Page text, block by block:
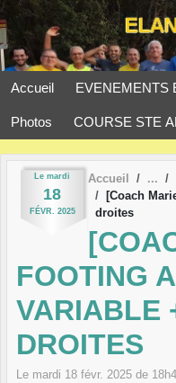
Accueil EVENEMENTS
Photos COURSE STE
Le mardi
18
FÉVR. 2025
Accueil
[Coach
droites
FOOTING
VARIABLE
DROITES
Le mardi 18 févr. 2025 de
Panneau de gestion des